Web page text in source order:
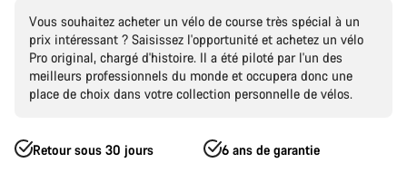
Vous souhaitez acheter un vélo de course très spécial à un
prix intéressant ? Saisissez l'opportunité et achetez un vélo
Pro original, chargé d'histoire. Il a été piloté par l'un des
meilleurs professionnels du monde et occupera donc une
place de choix dans votre collection personnelle de vélos.
Retour sous 30 jours 6 ans de garantie